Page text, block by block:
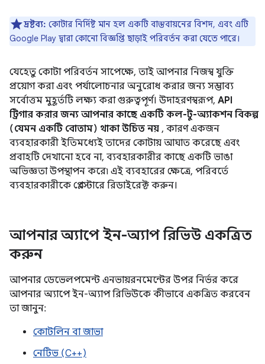
দ্রষ্টব্য: কোটার নির্দিষ্ট মান হল একটি বাস্তবায়নের বিশদ, এবং এটি
Google Play দ্বারা কোনো বিজ্ঞপ্তি ছাড়াই পরিবর্তন করা যেতে পারে।
যেহেতু কোটা পরিবর্তন সাপেক্ষে, তাই আপনার নিজস্ব যুক্তি
প্রয়োগ করা এবং পর্যালোচনার অনুরোধ করার জন্য সম্ভাব্য
সর্বোত্তম মুহূর্তটি লক্ষ্য করা গুরুত্বপূর্ণ। উদাহরণস্বরূপ, API
ট্রিগার করার জন্য আপনার কাছে একটি কল-টু-অ্যাকশন বিকল্প
(যেমন একটি বোতাম) থাকা উচিত নয় , কারণ একজন
ব্যবহারকারী ইতিমধ্যেই তাদের কোটায় আঘাত করেছে এবং
প্রবাহটি দেখানো হবে না, ব্যবহারকারীর কাছে একটি ভাঙা
অভিজ্ঞতা উপস্থাপন করে৷ এই ব্যবহারের ক্ষেত্রে, পরিবর্তে
ব্যবহারকারীকে প্লে স্টোরে রিডাইরেক্ট করুন।
আপনার অ্যাপে ইন-অ্যাপ রিভিউ একত্রিত
করুন
আপনার ডেভেলপমেন্ট এনভায়রনমেন্টের উপর নির্ভর করে
আপনার অ্যাপে ইন-অ্যাপ রিভিউকে কীভাবে একত্রিত করবেন
তা জানুন:
কোটলিন বা জাভা
নেটিভ (C++)